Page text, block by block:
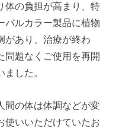
体の負担が高まり、特
バルカラー製品に植物
があり、治療が終わ
問題なくご使用を再開
ました。
間の体は体調などが変
使いいただけていたお